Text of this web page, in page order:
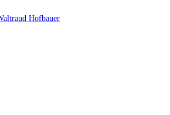
mit Waltraud Hofbauer